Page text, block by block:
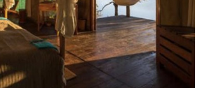
Camp de brousse Kapamba